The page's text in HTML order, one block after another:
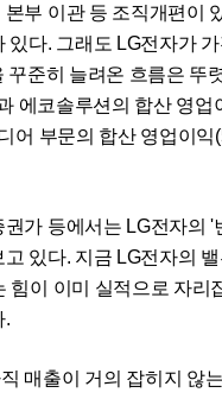
부 이관 등 조직개편이
있다. 그래도 LG전자가 가
꾸준히 늘려온 흐름은 뚜
에코솔루션의 합산 영업
어 부문의 합산 영업이익
가 등에서는 LG전자의 '
있다. 지금 LG전자의 밸
힘이 이미 실적으로 자리
.
매출이 거의 잡히지 않